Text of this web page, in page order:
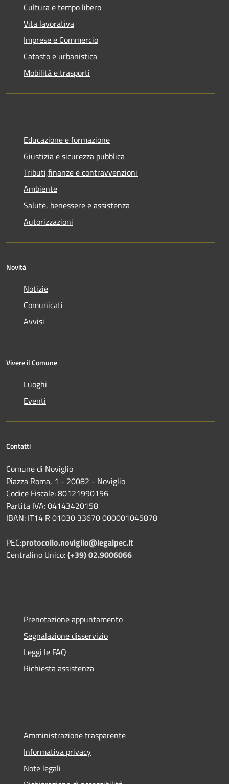
Cultura e tempo libero
Vita lavorativa
Imprese e Commercio
Catasto e urbanistica
Mobilità e trasporti
Educazione e formazione
Giustizia e sicurezza pubblica
Tributi,finanze e contravvenzioni
Ambiente
Salute, benessere e assistenza
Autorizzazioni
Novità
Notizie
Comunicati
Avvisi
Vivere il Comune
Luoghi
Eventi
Contatti
Comune di Noviglio
Piazza Roma, 1 - 20082 - Noviglio
Codice Fiscale: 80121990156
Partita IVA: 04143420158
IBAN: IT14 R 01030 33670 000001045878
PEC:protocollo.noviglio@legalpec.it
Centralino Unico:(+39) 02.9006066
Prenotazione appuntamento
Segnalazione disservizio
Leggi le FAQ
Richiesta assistenza
Amministrazione trasparente
Informativa privacy
Note legali